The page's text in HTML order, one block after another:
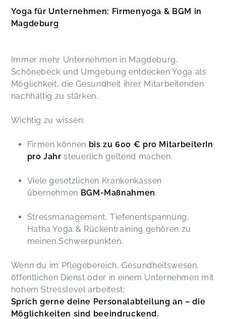
Yoga für Unternehmen: Firmenyoga & BGM in
Magdeburg
Immer mehr Unternehmen in Magdeburg,
Schönebeck und Umgebung entdecken Yoga als
Möglichkeit, die Gesundheit ihrer Mitarbeitenden
nachhaltig zu stärken.
Wichtig zu wissen:
Firmen können bis zu 600 € pro MitarbeiterIn
pro Jahr steuerlich geltend machen.
Viele gesetzlichen Krankenkassen
übernehmen BGM-Maßnahmen.
Stressmanagement, Tiefenentspannung,
Hatha Yoga & Rückentraining gehören zu
meinen Schwerpunkten.
Wenn du im Pflegebereich, Gesundheitswesen,
öffentlichen Dienst oder in einem Unternehmen mit
hohem Stresslevel arbeitest:
Sprich gerne deine Personalabteilung an – die
Möglichkeiten sind beeindruckend.